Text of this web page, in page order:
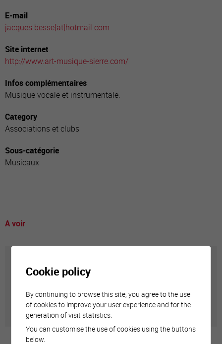
E-mail
jacques.besse[at]hotmail.com
Site internet
http://www.art-musique-sierre.com/
Infos complémentaires
Musique vocale et instrumentale.
Category
Associations et clubs
Sous-catégorie
Musicaux
A voir
Grande salle de l’Hôtel de Ville
C'est un haut lieu de la vie publique sierroise.
Cookie policy
By continuing to browse this site, you agree to the use
of cookies to improve your user experience and for the
generation of visit statistics.
You can customise the use of cookies using the buttons
below.